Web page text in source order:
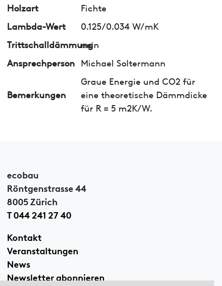
Holzart
Fichte
Lambda-Wert
0.125/0.034 W/mK
Trittschalldämmung
nein
Ansprechperson Michael Soltermann
Bemerkungen
Graue Energie und CO2 für
eine theoretische Dämmdicke
für R = 5 m2K/W.
ecobau
Röntgenstrasse 44
8005 Zürich
T 044 241 27 40
Kontakt
Veranstaltungen
News
Newsletter abonnieren